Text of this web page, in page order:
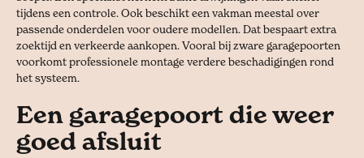
tijdens een controle. Ook beschikt een vakman meestal over
passende onderdelen voor oudere modellen. Dat bespaart extra
zoektijd en verkeerde aankopen. Vooral bij zware garagepoorten
voorkomt professionele montage verdere beschadigingen rond
het systeem.
Een garagepoort die weer
goed afsluit